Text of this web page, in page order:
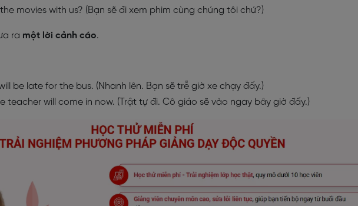
movies with us? (Bạn sẽ đi xem phim cùng chúng tôi chứ?)
ra một lời cảnh cáo.
be late for the bus. (Nhanh lên. Bạn sẽ trễ giờ xe chạy đấy.)
teacher will come in now. (Trật tự đi. Cô giáo sẽ vào ngay bây giờ đấy.)